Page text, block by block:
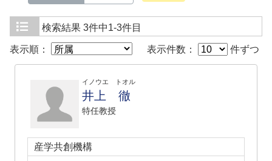
検索結果 3件中1-3件目
表示順： 表示件数： 件ずつ
イノウエ トオル
井上 徹
特任教授
産学共創機構